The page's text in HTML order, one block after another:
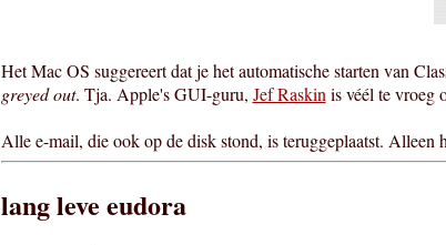
Het Mac OS suggereert dat je het automatische starten van
greyed out. Tja. Apple's GUI-guru, Jef Raskinis véél te vroeg
Alle e-mail, die ook op de disk stond, is teruggeplaatst. Alleen
lang leve eudora